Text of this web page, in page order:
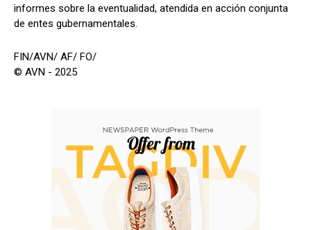
informes sobre la eventualidad, atendida en acción conjunta
de entes gubernamentales.
FIN/AVN/ AF/ FO/
© AVN - 2025